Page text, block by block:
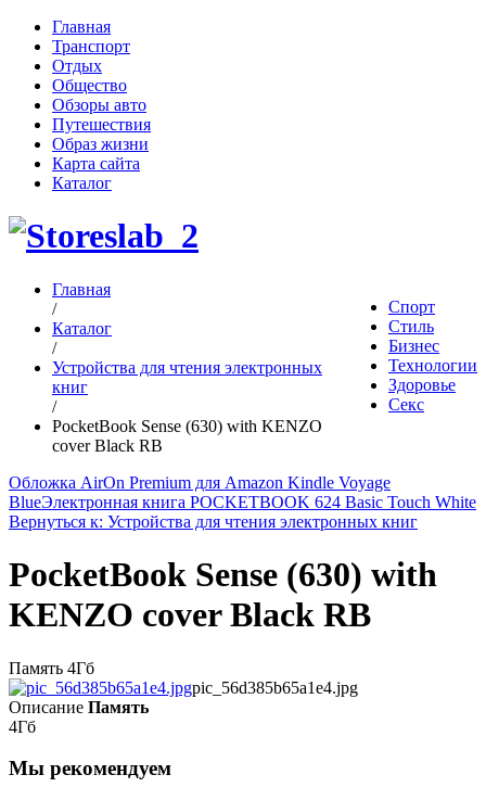
Главная
Транспорт
Отдых
Общество
Обзоры авто
Путешествия
Образ жизни
Карта сайта
Каталог
Спорт
Стиль
Бизнес
Технологии
Здоровье
Секс
Главная
/
Каталог
/
Устройства для чтения электронных
книг
/
PocketBook Sense (630) with KENZO
cover Black RB
Обложка AirOn Premium для Amazon Kindle Voyage
BlueЭлектронная книга POCKETBOOK 624 Basic Touch White
Вернуться к: Устройства для чтения электронных книг
PocketBook Sense (630) with
KENZO cover Black RB
Память 4Гб
pic_56d385b65a1e4.jpg
Описание Память
4Гб
Мы рекомендуем